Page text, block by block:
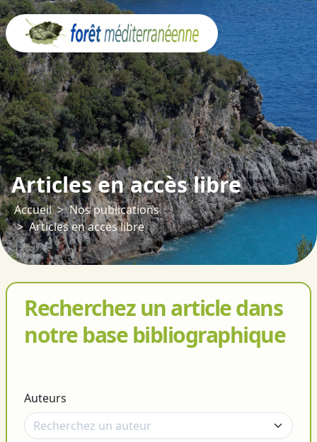
Articles en accès libre
Accueil
Nos publications
Articles en accès libre
Recherchez un article dans
notre base bibliographique
Auteurs
Panneau de gestion des cookies